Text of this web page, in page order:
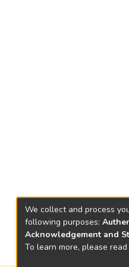
We collect and process
following purposes:
Acknowledgement and
To learn more, please